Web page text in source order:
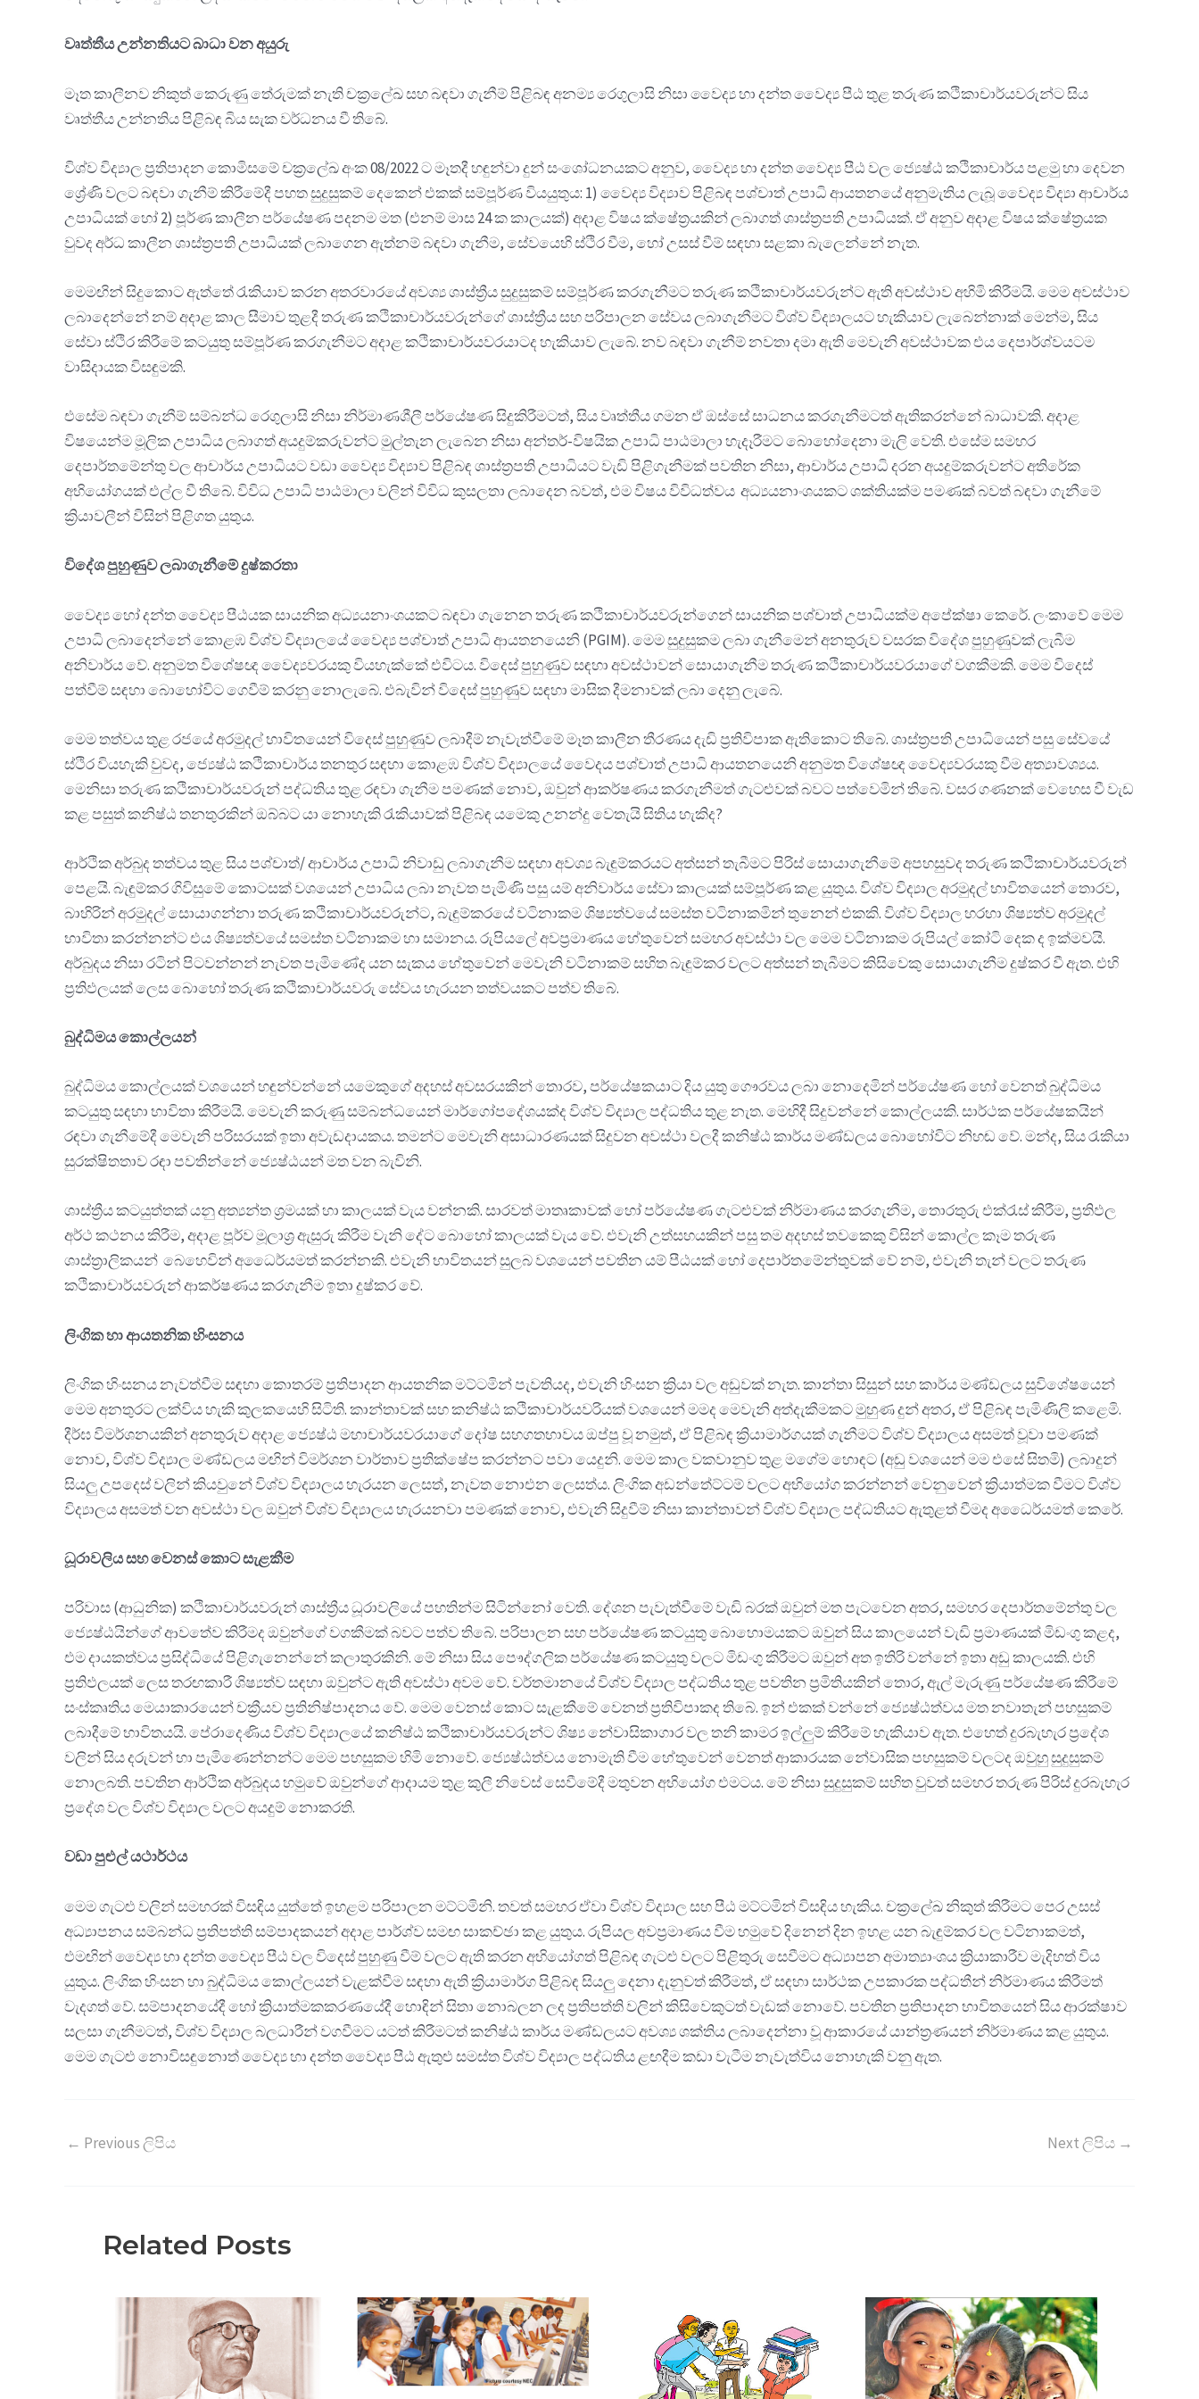
වෘත්තීය උන්නතියට බාධා වන අයුරු
මෑත කාලීනව නිකුත් කෙරුණු තේරුමක් නැති චක්‍රලේඛ සහ බඳවා ගැනීම් පිළිබඳ අනම්‍ය රෙගුලාසි නිසා වෛද්‍ය හා දන්ත වෛද්‍ය පීඨ තුළ තරුණ කථිකාචාර්යවරුන්ට සිය
වෘත්තීය උන්නතිය පිළිබඳ බිය සැක වර්ධනය වී තිබේ.
විශ්ව විද්‍යාල ප්‍රතිපාදන කොමිසමේ චක්‍රලේඛ අංක 08/2022 ට මෑතදී හඳුන්වා දුන් සංශෝධනයකට අනුව, වෛද්‍ය හා දන්ත වෛද්‍ය පීඨ වල ජ්‍යෙෂ්ඨ කථිකාචාර්ය පළමු හා දෙවන
ශ්‍රේණි වලට බඳවා ගැනීම් කිරීමේදී පහත සුදුසුකම් දෙකෙන් එකක් සම්පූර්ණ වියයුතුය: 1) වෛද්‍ය විද්‍යාව පිළිබඳ පශ්චාත් උපාධි ආයතනයේ අනුමැතිය ලැබූ වෛද්‍ය විද්‍යා ආචාර්ය
උපාධියක් හෝ 2) පූර්ණ කාලීන පර්යේෂණ පදනම මත (එනම් මාස 24 ක කාලයක්) අදාළ විෂය ක්ෂේත්‍රයකින් ලබාගත් ශාස්ත්‍රපති උපාධියක්. ඒ අනුව අදාළ විෂය ක්ෂේත්‍රයක
වුවද අර්ධ කාලීන ශාස්ත්‍රපති උපාධියක් ලබාගෙන ඇත්නම් බඳවා ගැනීම, සේවයෙහි ස්ථිර වීම, හෝ උසස් වීම් සඳහා සළකා බැලෙන්නේ නැත.
මෙමඟින් සිදුකොට ඇත්තේ රැකියාව කරන අතරවාරයේ අවශ්‍ය ශාස්ත්‍රීය සුදුසුකම් සම්පූර්ණ කරගැනීමට තරුණ කථිකාචාර්යවරුන්ට ඇති අවස්ථාව අහිමි කිරීමයි. මෙම අවස්ථාව
ලබාදෙන්නේ නම් අදාළ කාල සීමාව තුළදී තරුණ කථිකාචාර්යවරුන්ගේ ශාස්ත්‍රීය සහ පරිපාලන සේවය ලබාගැනීමට විශ්ව විද්‍යාලයට හැකියාව ලැබෙන්නාක් මෙන්ම, සිය
සේවා ස්ථිර කිරීමේ කටයුතු සම්පූර්ණ කරගැනීමට අදාළ කථිකාචාර්යවරයාටද හැකියාව ලැබේ. නව බඳවා ගැනීම් නවතා දමා ඇති මෙවැනි අවස්ථාවක එය දෙපාර්ශ්වයටම
වාසිදායක විසඳුමකි.
එසේම බඳවා ගැනීම් සම්බන්ධ රෙගුලාසි නිසා නිර්මාණශීලී පර්යේෂණ සිදුකිරීමටත්, සිය වෘත්තීය ගමන ඒ ඔස්සේ සාධනය කරගැනීමටත් ඇතිකරන්නේ බාධාවකි. අදාළ
විෂයෙන්ම මූලික උපාධිය ලබාගත් අයදුම්කරුවන්ට මුල්තැන ලැබෙන නිසා අන්තර්-විෂයික උපාධි පාඨමාලා හැදෑරීමට බොහෝදෙනා මැලි වෙති. එසේම සමහර
දෙපාර්තමේන්තු වල ආචාර්ය උපාධියට වඩා වෛද්‍ය විද්‍යාව පිළිබඳ ශාස්ත්‍රපති උපාධියට වැඩි පිළිගැනීමක් පවතින නිසා, ආචාර්ය උපාධි දරන අයදුම්කරුවන්ට අතිරේක
අභියෝගයක් එල්ල වී තිබේ. විවිධ උපාධි පාඨමාලා වලින් විවිධ කුසලතා ලබාදෙන බවත්, එම විෂය විවිධත්වය අධ්‍යයනාංශයකට ශක්තියක්ම පමණක් බවත් බඳවා ගැනීමේ
ක්‍රියාවලීන් විසින් පිළිගත යුතුය.
විදේශ පුහුණුව ලබාගැනීමේ දුෂ්කරතා
වෛද්‍ය හෝ දන්ත වෛද්‍ය පීඨයක සායනික අධ්‍යයනාංශයකට බඳවා ගැනෙන තරුණ කථිකාචාර්යවරුන්ගෙන් සායනික පශ්චාත් උපාධියක්ම අපේක්ෂා කෙරේ. ලංකාවේ මෙම
උපාධි ලබාදෙන්නේ කොළඹ විශ්ව විද්‍යාලයේ වෛද්‍ය පශ්චාත් උපාධි ආයතනයෙනි (PGIM). මෙම සුදුසුකම ලබා ගැනීමෙන් අනතුරුව වසරක විදේශ පුහුණුවක් ලැබීම
අනිවාර්ය වේ. අනුමත විශේෂඥ වෛද්‍යවරයකු වියහැක්කේ එවිටය. විදෙස් පුහුණුව සඳහා අවස්ථාවන් සොයාගැනීම තරුණ කථිකාචාර්යවරයාගේ වගකීමකි. මෙම විදෙස්
පත්වීම් සඳහා බොහෝවිට ගෙවීම් කරනු නොලැබේ. එබැවින් විදෙස් පුහුණුව සඳහා මාසික දීමනාවක් ලබා දෙනු ලැබේ.
මෙම තත්වය තුළ රජයේ අරමුදල් භාවිතයෙන් විදෙස් පුහුණුව ලබාදීම් නැවැත්වීමේ මෑත කාලීන තීරණය දැඩි ප්‍රතිවිපාක ඇතිකොට තිබේ. ශාස්ත්‍රපති උපාධියෙන් පසු සේවයේ
ස්ථිර වියහැකි වුවද, ජ්‍යෙෂ්ඨ කථිකාචාර්ය තනතුර සඳහා කොළඹ විශ්ව විද්‍යාලයේ වෛද‍ය පශ්චාත් උපාධි ආයතනයෙනි අනුමත විශේෂඥ වෛද්‍යවරයකු වීම අත්‍යාවශ්‍යය.
මෙනිසා තරුණ කථිකාචාර්යවරුන් පද්ධතිය තුළ රඳවා ගැනීම පමණක් නොව, ඔවුන් ආකර්ෂණය කරගැනීමත් ගැටළුවක් බවට පත්වෙමින් තිබේ. වසර ගණනක් වෙහෙස වී වැඩ
කළ පසුත් කනිෂ්ඨ තනතුරකින් ඔබ්බට යා නොහැකි රැකියාවක් පිළිබඳ යමෙකු උනන්දු වෙතැයි සිතිය හැකිද?
ආර්ථික අර්බුද තත්වය තුළ සිය පශ්චාත්/ ආචාර්ය උපාධි නිවාඩු ලබාගැනීම සඳහා අවශ්‍ය බැඳුම්කරයට අත්සන් තැබීමට පිරිස් සොයාගැනීමේ අපහසුවද තරුණ කථිකාචාර්යවරුන්
පෙළයි. බැඳුම්කර ගිවිසුමේ කොටසක් වශයෙන් උපාධිය ලබා නැවත පැමිණි පසු යම් අනිවාර්ය සේවා කාලයක් සම්පූර්ණ කළ යුතුය. විශ්ව විද්‍යාල අරමුදල් භාවිතයෙන් තොරව,
බාහිරින් අරමුදල් සොයාගන්නා තරුණ කථිකාචාර්යවරුන්ට, බැඳුම්කරයේ වටිනාකම ශිෂ්‍යත්වයේ සමස්ත වටිනාකමින් තුනෙන් එකකි. විශ්ව විද්‍යාල හරහා ශිෂ්‍යත්ව අරමුදල්
භාවිතා කරන්නන්ට එය ශිෂ්‍යත්වයේ සමස්ත වටිනාකම හා සමානය. රුපියලේ අවප්‍රමාණය හේතුවෙන් සමහර අවස්ථා වල මෙම වටිනාකම රුපියල් කෝටි දෙක ද ඉක්මවයි.
අර්බුදය නිසා රටින් පිටවන්නන් නැවත පැමිණේද යන සැකය හේතුවෙන් මෙවැනි වටිනාකම් සහිත බැඳුම්කර වලට අත්සන් තැබීමට කිසිවෙකු සොයාගැනීම දුෂ්කර වී ඇත. එහි
ප්‍රතිඵලයක් ලෙස බොහෝ තරුණ කථිකාචාර්යවරු සේවය හැරයන තත්වයකට පත්ව තිබේ.
බුද්ධිමය කොල්ලයන්
බුද්ධිමය කොල්ලයක් වශයෙන් හඳුන්වන්නේ යමෙකුගේ අදහස් අවසරයකින් තොරව, පර්යේෂකයාට දිය යුතු ගෞරවය ලබා නොදෙමින් පර්යේෂණ හෝ වෙනත් බුද්ධිමය
කටයුතු සඳහා භාවිතා කිරීමයි. මෙවැනි කරුණු සම්බන්ධයෙන් මාර්ගෝපදේශයක්ද විශ්ව විද්‍යාල පද්ධතිය තුළ නැත. මෙහිදී සිදුවන්නේ කොල්ලයකි. සාර්ථක පර්යේෂකයින්
රඳවා ගැනීමේදී මෙවැනි පරිසරයක් ඉතා අවැඩදායකය. තමන්ට මෙවැනි අසාධාරණයක් සිදුවන අවස්ථා වලදී කනිෂ්ඨ කාර්ය මණ්ඩලය බොහෝවිට නිහඬ වේ. මන්ද, සිය රැකියා
සුරක්ෂිතතාව රඳා පවතින්නේ ජ්‍යෙෂ්ඨයන් මත වන බැවිනි.
ශාස්ත්‍රීය කටයුත්තක් යනු අත්‍යන්ත ශ්‍රමයක් හා කාලයක් වැය වන්නකි. සාරවත් මාතෘකාවක් හෝ පර්යේෂණ ගැටළුවක් නිර්මාණය කරගැනීම, තොරතුරු එක්රැස් කිරීම, ප්‍රතිඵල
අර්ථ කථනය කිරීම, අදාළ පූර්ව මූලාශ්‍ර ඇසුරු කිරීම වැනි දේට බොහෝ කාලයක් වැය වේ. එවැනි උත්සහයකින් පසු තම අදහස් තවකෙකු විසින් කොල්ල කෑම තරුණ
ශාස්ත්‍රාලිකයන් බෙහෙවින් අධෛර්යමත් කරන්නකි. එවැනි භාවිතයන් සුලබ වශයෙන් පවතින යම් පීඨයක් හෝ දෙපාර්තමේන්තුවක් වේ නම්, එවැනි තැන් වලට තරුණ
කථිකාචාර්යවරුන් ආකර්ෂණය කරගැනීම ඉතා දුෂ්කර වේ.
ලිංගික හා ආයතනික හිංසනය
ලිංගික හිංසනය නැවත්වීම සඳහා කොතරම් ප්‍රතිපාදන ආයතනික මට්ටමින් පැවතියද, එවැනි හිංසන ක්‍රියා වල අඩුවක් නැත. කාන්තා සිසුන් සහ කාර්ය මණ්ඩලය සුවිශේෂයෙන්
මෙම අනතුරට ලක්විය හැකි කුලකයෙහි සිටිති. කාන්තාවක් සහ කනිෂ්ඨ කථිකාචාර්යවරියක් වශයෙන් මමද මෙවැනි අත්දැකීමකට මුහුණ දුන් අතර, ඒ පිළිබඳ පැමිණිලි කළෙමි.
දීර්ඝ විමර්ශනයකින් අනතුරුව අදාළ ජ්‍යෙෂ්ඨ මහාචාර්යවරයාගේ දෝෂ සහගතභාවය ඔප්පු වූ නමුත්, ඒ පිළිබඳ ක්‍රියාමාර්ගයක් ගැනීමට විශ්ව විද්‍යාලය අසමත් වූවා පමණක්
නොව, විශ්ව විද්‍යාල මණ්ඩලය මඟින් විමර්ශන වාර්තාව ප්‍රතික්ෂේප කරන්නට පවා යෙදුනි. මෙම කාල වකවානුව තුළ මගේම හොඳට (අඩු වශයෙන් මම එසේ සිතමි) ලබාදුන්
සියලු උපදෙස් වලින් කියවුනේ විශ්ව විද්‍යාලය හැරයන ලෙසත්, නැවත නොඑන ලෙසත්ය. ලිංගික අඩන්තේට්ටම් වලට අභියෝග කරන්නන් වෙනුවෙන් ක්‍රියාත්මක වීමට විශ්ව
විද්‍යාලය අසමත් වන අවස්ථා වල ඔවුන් විශ්ව විද්‍යාලය හැරයනවා පමණක් නොව, එවැනි සිදුවීම් නිසා කාන්තාවන් විශ්ව විද්‍යාල පද්ධතියට ඇතුළත් වීමද අධෛර්යමත් කෙරේ.
ධූරාවලිය සහ වෙනස් කොට සැළකීම
පරිවාස (ආධුනික) කථිකාචාර්යවරුන් ශාස්ත්‍රීය ධූරාවලියේ පහතින්ම සිටින්නෝ වෙති. දේශන පැවැත්වීමේ වැඩි බරක් ඔවුන් මත පැටවෙන අතර, සමහර දෙපාර්තමේන්තු වල
ජ්‍යෙෂ්ඨයින්ගේ ආවතේව කිරීමද ඔවුන්ගේ වගකීමක් බවට පත්ව තිබේ. පරිපාලන සහ පර්යේෂණ කටයුතු බොහොමයකට ඔවුන් සිය කාලයෙන් වැඩි ප්‍රමාණයක් මිඩංගු කළද,
එම දායකත්වය ප්‍රසිද්ධියේ පිළිගැනෙන්නේ කලාතුරකිනි. මේ නිසා සිය පෞද්ගලික පර්යේෂණ කටයුතු වලට මිඩංගු කිරීමට ඔවුන් අත ඉතිරි වන්නේ ඉතා අඩු කාලයකි. එහි
ප්‍රතිඵලයක් ලෙස තරඟකාරී ශිෂ්‍යත්ව සඳහා ඔවුන්ට ඇති අවස්ථා අවම වේ. වර්තමානයේ විශ්ව විද්‍යාල පද්ධතිය තුළ පවතින ප්‍රමිතියකින් තොර, ඇල් මැරුණු පර්යේෂණ කිරීමේ
සංස්කෘතිය මෙයාකාරයෙන් චක්‍රීයව ප්‍රතිනිෂ්පාදනය වේ. මෙම වෙනස් කොට සැළකීමේ වෙනත් ප්‍රතිවිපාකද තිබේ. ඉන් එකක් වන්නේ ජ්‍යෙෂ්ඨත්වය මත නවාතැන් පහසුකම්
ලබාදීමේ භාවිතයයි. පේරාදෙණිය විශ්ව විද්‍යාලයේ කනිෂ්ඨ කථිකාචාර්යවරුන්ට ශිෂ්‍ය නේවාසිකාගාර වල තනි කාමර ඉල්ලුම් කිරීමේ හැකියාව ඇත. එහෙත් දුරබැහැර ප්‍රදේශ
වලින් සිය දරුවන් හා පැමිණෙන්නන්ට මෙම පහසුකම හිමි නොවේ. ජ්‍යෙෂ්ඨත්වය නොමැති වීම හේතුවෙන් වෙනත් ආකාරයක නේවාසික පහසුකම් වලටද ඔවුහු සුදුසුකම්
නොලබති. පවතින ආර්ථික අර්බුදය හමුවේ ඔවුන්ගේ ආදායම තුළ කුලී නිවෙස් සෙවීමේදී මතුවන අභියෝග එමටය. මේ නිසා සුදුසුකම් සහිත වුවත් සමහර තරුණ පිරිස් දුරබැහැර
ප්‍රදේශ වල විශ්ව විද්‍යාල වලට අයදුම් නොකරති.
වඩා පුළුල් යථාර්ථය
මෙම ගැටළු වලින් සමහරක් විසඳිය යුත්තේ ඉහළම පරිපාලන මට්ටමිනි. තවත් සමහර ඒවා විශ්ව විද්‍යාල සහ පීඨ මට්ටමින් විසඳිය හැකිය. චක්‍රලේඛ නිකුත් කිරීමට පෙර උසස්
අධ්‍යාපනය සම්බන්ධ ප්‍රතිපත්ති සම්පාදකයන් අදාළ පාර්ශ්ව සමඟ සාකච්ඡා කළ යුතුය. රුපියල අවප්‍රමාණය වීම හමුවේ දිනෙන් දින ඉහළ යන බැඳුම්කර වල වටිනාකමත්,
එමඟින් වෛද්‍ය හා දන්ත වෛද්‍ය පීඨ වල විදෙස් පුහුණු වීම් වලට ඇති කරන අභියෝගත් පිළිබඳ ගැටළු වලට පිළිතුරු සෙවීමට අධ්‍යාපන අමාත්‍යාංශය ක්‍රියාකාරීව මැදිහත් විය
යුතුය. ලිංගික හිංසන හා බුද්ධිමය කොල්ලයන් වැළක්වීම සඳහා ඇති ක්‍රියාමාර්ග පිළිබඳ සියලු දෙනා දැනුවත් කිරීමත්, ඒ සඳහා සාර්ථක උපකාරක පද්ධතීන් නිර්මාණය කිරීමත්
වැදගත් වේ. සම්පාදනයේදී හෝ ක්‍රියාත්මකකරණයේදී හොඳින් සිතා නොබලන ලද ප්‍රතිපත්ති වලින් කිසිවෙකුටත් වැඩක් නොවේ. පවතින ප්‍රතිපාදන භාවිතයෙන් සිය ආරක්ෂාව
සලසා ගැනීමටත්, විශ්ව විද්‍යාල බලධාරීන් වගවීමට යටත් කිරීමටත් කනිෂ්ඨ කාර්ය මණ්ඩලයට අවශ්‍ය ශක්තිය ලබාදෙන්නා වූ ආකාරයේ යාන්ත්‍රණයන් නිර්මාණය කළ යුතුය.
මෙම ගැටළු නොවිසඳුනොත් වෛද්‍ය හා දන්ත වෛද්‍ය පීඨ ඇතුළු සමස්ත විශ්ව විද්‍යාල පද්ධතිය ළඟදීම කඩා වැටීම නැවැත්විය නොහැකි වනු ඇත.
← Previous ලිපිය Next ලිපිය →
Related Posts